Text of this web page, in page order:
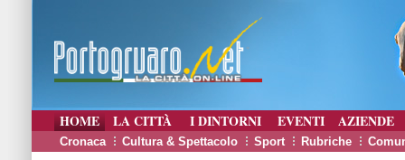
HOME LA CITTÀ I DINTORNI EVENTI AZIENDE
Cronaca Cultura & Spettacolo Sport Rubriche